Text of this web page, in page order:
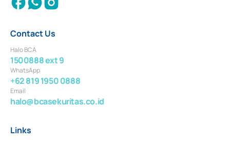
Contact Us
Halo BCA
1500888 ext 9
WhatsApp
+62 819 1950 0888
Email
halo@bcasekuritas.co.id
Links